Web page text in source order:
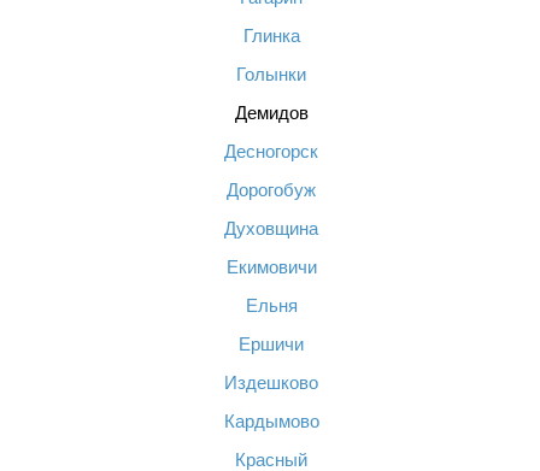
Глинка
Голынки
Демидов
Десногорск
Дорогобуж
Духовщина
Екимовичи
Ельня
Ершичи
Издешково
Кардымово
Красный